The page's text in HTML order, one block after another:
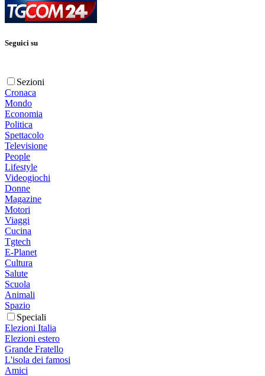
Seguici su
Sezioni
Cronaca
Mondo
Economia
Politica
Spettacolo
Televisione
People
Lifestyle
Videogiochi
Donne
Magazine
Motori
Viaggi
Cucina
Tgtech
E-Planet
Cultura
Salute
Scuola
Animali
Spazio
Speciali
Elezioni Italia
Elezioni estero
Grande Fratello
L'isola dei famosi
Amici